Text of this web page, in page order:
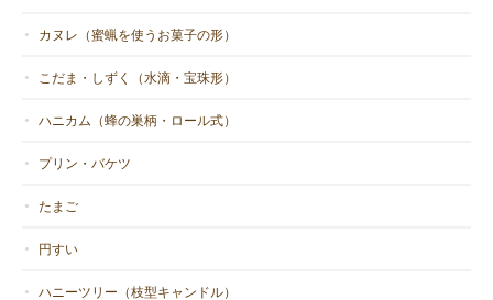
カヌレ（蜜蝋を使うお菓子の形）
こだま・しずく（水滴・宝珠形）
ハニカム（蜂の巣柄・ロール式）
プリン・バケツ
たまご
円すい
ハニーツリー（枝型キャンドル）